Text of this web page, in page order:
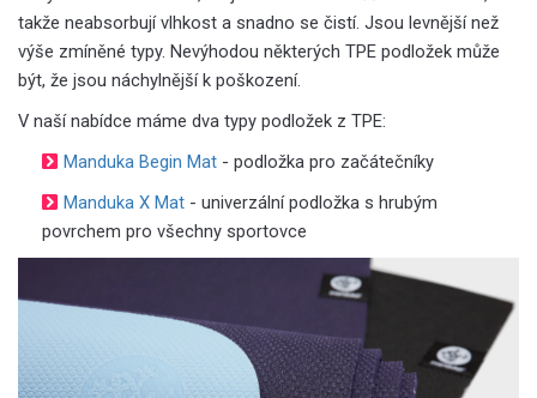
takže neabsorbují vlhkost a snadno se čistí. Jsou levnější než
výše zmíněné typy. Nevýhodou některých TPE podložek může
být, že jsou náchylnější k poškození.
V naší nabídce máme dva typy podložek z TPE:
Manduka Begin Mat - podložka pro začátečníky
Manduka X Mat - univerzální podložka s hrubým
povrchem pro všechny sportovce